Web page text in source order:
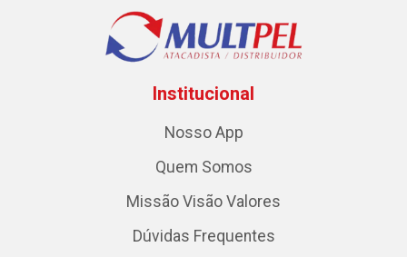
Institucional
Nosso App
Quem Somos
Missão Visão Valores
Dúvidas Frequentes